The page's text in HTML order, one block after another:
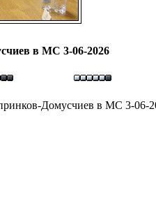
в МС 3-06-2026
Домусчиев в МС 3-06-